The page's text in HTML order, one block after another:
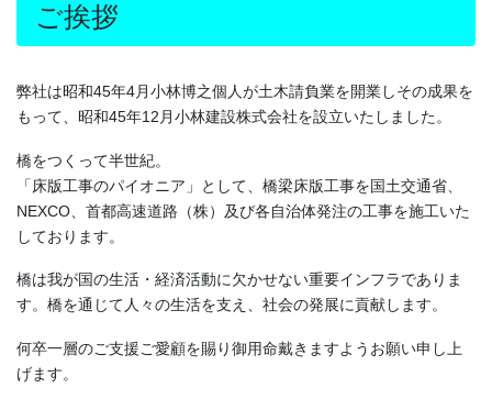
ご挨拶
弊社は昭和45年4月小林博之個人が土木請負業を開業しその成果を
もって、昭和45年12月小林建設株式会社を設立いたしました。
橋をつくって半世紀。
「床版工事のパイオニア」として、橋梁床版工事を国土交通省、
NEXCO、首都高速道路（株）及び各自治体発注の工事を施工いた
しております。
橋は我が国の生活・経済活動に欠かせない重要インフラでありま
す。橋を通じて人々の生活を支え、社会の発展に貢献します。
何卒一層のご支援ご愛顧を賜り御用命戴きますようお願い申し上
げます。